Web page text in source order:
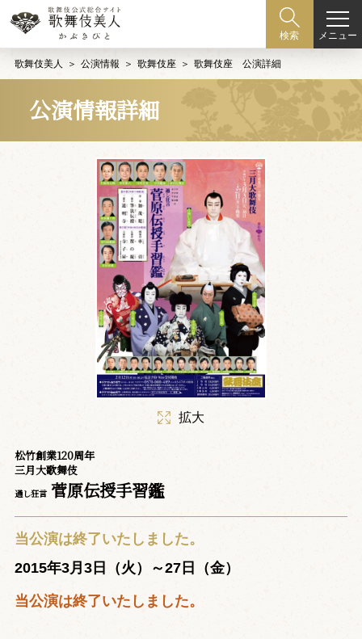
検索 メニュー
歌舞伎美人 公演情報 歌舞伎座 歌舞伎座 公演詳細
公演情報詳細
拡大
松竹創業120周年
三月大歌舞伎
通し狂言 菅原伝授手習鑑
当公演は終了いたしました。
2015年3月3日（火）～27日（金）
当公演は終了いたしました。